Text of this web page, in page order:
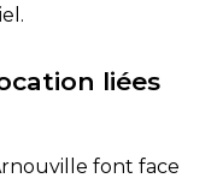
liées
font face